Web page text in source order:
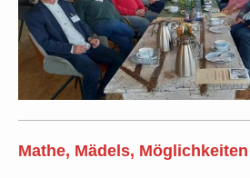
Mathe, Mädels, Möglichkeiten